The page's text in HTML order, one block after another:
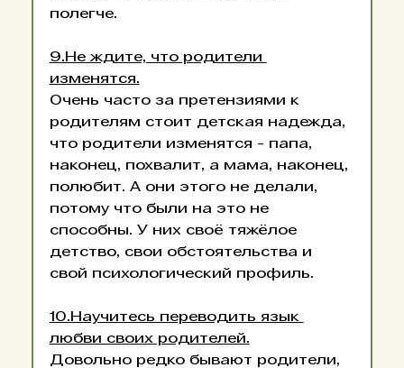
полегче.
9.Не ждите, что родители
изменятся.
Очень часто за претензиями к
родителям стоит детская надежда,
что родители изменятся - папа,
наконец, похвалит, а мама, наконец,
полюбит. А они этого не делали,
потому что были на это не
способны. У них своё тяжёлое
детство, свои обстоятельства и
свой психологический профиль.
10.Научитесь переводить язык
любви своих родителей.
Довольно редко бывают родители,